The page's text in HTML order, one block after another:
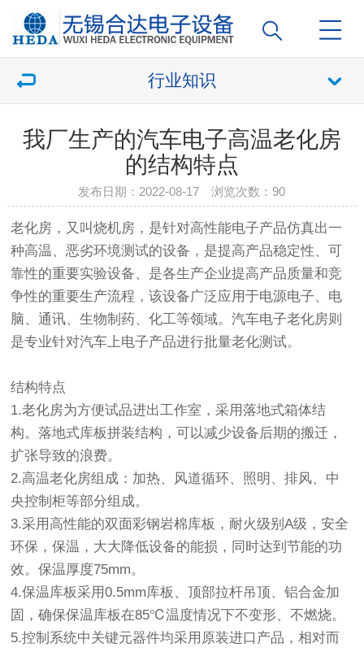
行业知识
我厂生产的汽车电子高温老化房
的结构特点
发布日期：2022-08-17 浏览次数： 90
老化房 ，又叫烧机房，是针对高性能电子产品仿真出一
种高温、恶劣环境测试的设备，是提高产品稳定性、可
靠性的重要实验设备、是各生产企业提高产品质量和竞
争性的重要生产流程，该设备广泛应用于电源电子、电
脑、通讯、生物制药、化工等领域。汽车电子老化房则
是专业针对汽车上电子产品进行批量老化测试。
结构特点
1.老化房为方便试品进出工作室，采用落地式箱体结
构。落地式库板拼装结构，可以减少设备后期的搬迁，
扩张导致的浪费。
2.高温老化房组成：加热、风道循环、照明、排风、中
央控制柜等部分组成。
3.采用高性能的双面彩钢岩棉库板，耐火级别A级，安全
环保，保温，大大降低设备的能损，同时达到节能的功
效。保温厚度75mm。
4.保温库板采用0.5mm库板、顶部拉杆吊顶、铝合金加
固，确保保温库板在85℃温度情况下不变形、不燃烧。
5.控制系统中关键元器件均采用原装进口产品，相对而